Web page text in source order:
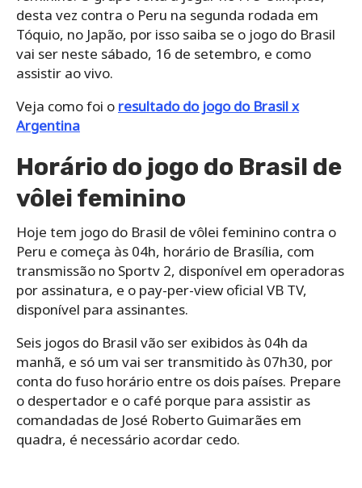
desta vez contra o Peru na segunda rodada em
Tóquio, no Japão, por isso saiba se o jogo do Brasil
vai ser neste sábado, 16 de setembro, e como
assistir ao vivo.
Veja como foi o resultado do jogo do Brasil x
Argentina
Horário do jogo do Brasil de
vôlei feminino
Hoje tem jogo do Brasil de vôlei feminino contra o
Peru e começa às 04h, horário de Brasília, com
transmissão no Sportv 2, disponível em operadoras
por assinatura, e o pay-per-view oficial VB TV,
disponível para assinantes.
Seis jogos do Brasil vão ser exibidos às 04h da
manhã, e só um vai ser transmitido às 07h30, por
conta do fuso horário entre os dois países. Prepare
o despertador e o café porque para assistir as
comandadas de José Roberto Guimarães em
quadra, é necessário acordar cedo.